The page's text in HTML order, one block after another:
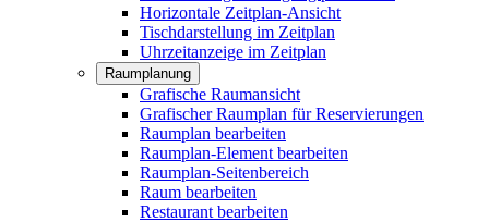
Horizontale Zeitplan-Ansicht
Tischdarstellung im Zeitplan
Uhrzeitanzeige im Zeitplan
Raumplanung
Grafische Raumansicht
Grafischer Raumplan für Reservierungen
Raumplan bearbeiten
Raumplan-Element bearbeiten
Raumplan-Seitenbereich
Raum bearbeiten
Restaurant bearbeiten